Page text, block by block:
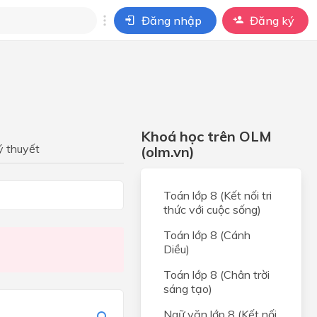
Đăng nhập Đăng ký
thuyết
Khoá học trên OLM
(olm.vn)
Toán lớp 8 (Kết nối tri
thức với cuộc sống)
Toán lớp 8 (Cánh
Diều)
Toán lớp 8 (Chân trời
sáng tạo)
Ngữ văn lớp 8 (Kết nối